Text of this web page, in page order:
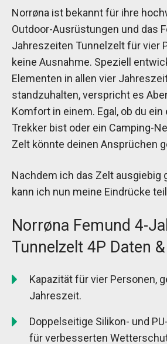
Norrøna ist bekannt für ihre
Outdoor-Ausrüstungen und das
Jahreszeiten Tunnelzelt für vier
keine Ausnahme. Speziell
Elementen in allen vier
standzuhalten, verspricht es
Komfort in einem. Egal, ob du
Trekker bist oder ein Camping-
Zelt könnte deinen Ansprüchen
Nachdem ich das Zelt ausgiebig
kann ich nun meine Eindrücke
Norrøna Femund 4-
Tunnelzelt 4P Daten
Kapazität für vier Personen,
Jahreszeit.
Doppelseitige Silikon- und
für verbesserten